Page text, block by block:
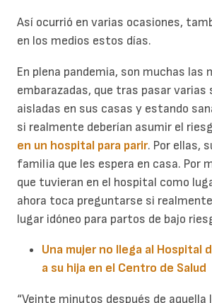
Así ocurrió en varias ocasiones,
en los medios estos días.
En plena pandemia, son muchas las
embarazadas, que tras pasar varias
aisladas en sus casas y estando
si realmente deberían asumir el
en un hospital para parir. Por ellas,
familia que les espera en casa. Por
que tuvieran en el hospital como
ahora toca preguntarse si
lugar idóneo para partos de bajo
Una mujer no llega al Hospital
a su hija en el Centro de Salud
“Veinte minutos después de aquella